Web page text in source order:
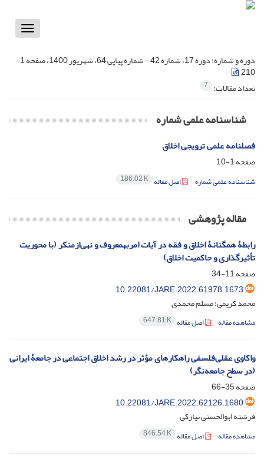
Toggle
دوره و شماره:
دوره 17، شماره 42 - شماره پیاپی 64، شهریور 1400، صفحه 1-
210
تعداد مقالات: 7
شناسنامه علمی شماره
فصلنامه علمی ترویجی اخلاق
صفحه1-10
شناسنامه علمی شماره اصل مقاله 186.02 K
مقاله پژوهشی
رابطۀ همگنانۀ اخلاق و فقه در آیات امربهمعروف و نهی‌ازمنکر (با محوریت
تأثیرگذاری و حاکمیت اخلاق)
صفحه11-34
10.22081/JARE.2022.61978.1673
محمد کریمی؛ مسلم محمدی
مشاهده مقاله اصل مقاله 647.81 K
واکاوی عقلی‌فلسفی راهکارهای مؤثر در رشد اخلاق اجتماعی در جامعۀ ایرانی
(در سطح جامعه‌نگر)
صفحه35-66
10.22081/JARE.2022.62126.1680
فرشته ابوالحسنی نیارکی
مشاهده مقاله اصل مقاله 846.54 K